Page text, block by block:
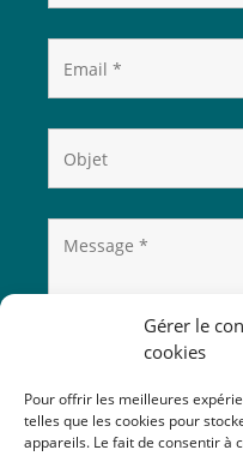
Gérer le
cookies
Pour offrir les meilleures
telles que les cookies pour
appareils. Le fait de consentir à